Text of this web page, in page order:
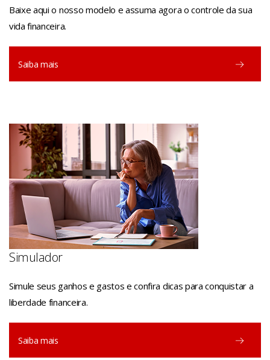
Baixe aqui o nosso modelo e assuma agora o controle da sua
vida financeira.
Saiba mais
Simulador
Simule seus ganhos e gastos e confira dicas para conquistar a
liberdade financeira.
Saiba mais